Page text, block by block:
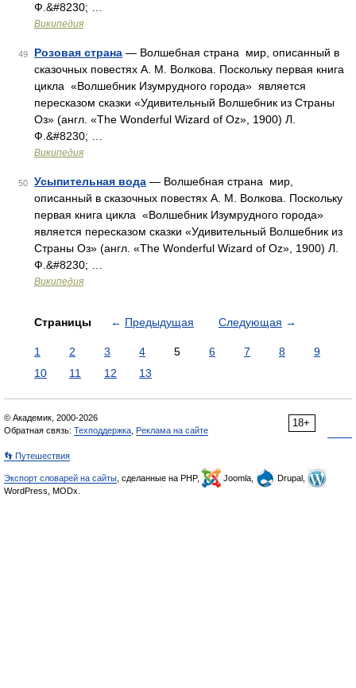
Ф.&#8230; …
Википедия
49 Розовая страна — Волшебная страна мир, описанный в
сказочных повестях А. М. Волкова. Поскольку первая книга
цикла «Волшебник Изумрудного города» является
пересказом сказки «Удивительный Волшебник из Страны
Оз» (англ. «The Wonderful Wizard of Oz», 1900) Л.
Ф.&#8230; …
Википедия
50 Усыпительная вода — Волшебная страна мир,
описанный в сказочных повестях А. М. Волкова. Поскольку
первая книга цикла «Волшебник Изумрудного города»
является пересказом сказки «Удивительный Волшебник из
Страны Оз» (англ. «The Wonderful Wizard of Oz», 1900) Л.
Ф.&#8230; …
Википедия
Страницы ← Предыдущая Следующая →
1 2 3 4 5 6 7 8
9
10
11 12 13
18+
© Академик, 2000-2026
Обратная связь: Техподдержка Реклама на сайте
👣 Путешествия
Экспорт словарей на сайты , сделанные на PHP, Joomla,
Drupal,
WordPress, MODx.